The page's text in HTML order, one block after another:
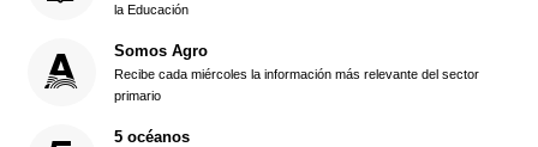
la Educación
Somos Agro
Recibe cada miércoles la información más relevante del sector
primario
5 océanos